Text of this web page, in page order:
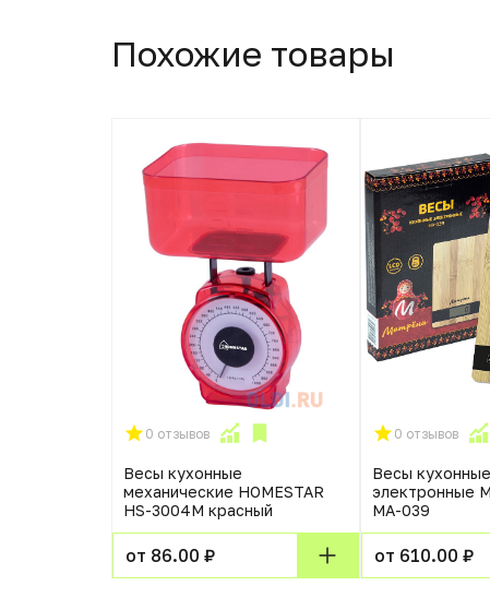
Похожие товары
0 отзывов
Весы кухонные
механические HOMESTAR
HS-3004М красный
от 86.00 ₽
0 отзывов
Весы кухонные
электронные
МА-039
от 610.00 ₽